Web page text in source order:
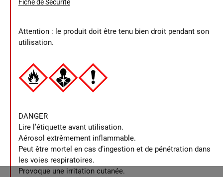
Fiche de Sécurité
Attention : le produit doit être tenu bien droit pendant son
utilisation.
DANGER
Lire l’étiquette avant utilisation.
Aérosol extrêmement inflammable.
Peut être mortel en cas d’ingestion et de pénétration dans
les voies respiratoires.
Provoque une irritation cutanée.